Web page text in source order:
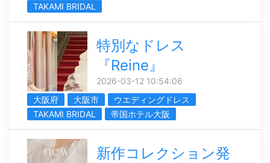
TAKAMI BRIDAL
特別なドレス
『Reine』
2026-03-12 10:54:06
大阪府
大阪市
ウエディングドレス
TAKAMI BRIDAL
帝国ホテル大阪
新作コレクション発